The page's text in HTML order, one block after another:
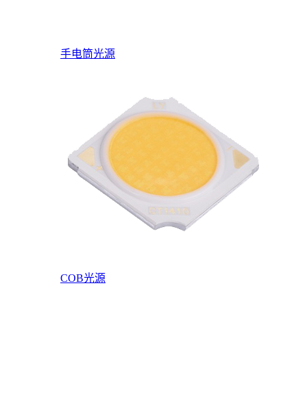
手电筒光源
COB光源